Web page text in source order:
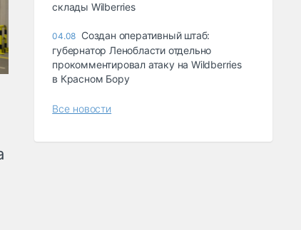
склады Wilberries
04.08 Создан оперативный штаб:
губернатор Ленобласти отдельно
прокомментировал атаку на Wildberries
в Красном Бору
Все новости